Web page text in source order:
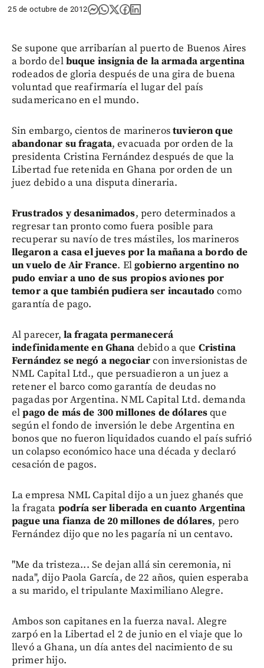
25 de octubre de 2012
Se supone que arribarían al puerto de Buenos Aires
a bordo delbuque insignia de la armada argentina
rodeados de gloria después de una gira de buena
voluntad que reafirmaría el lugar del país
sudamericano en el mundo.
Sin embargo, cientos de marinerostuvieron que
abandonar su fragata, evacuada por orden de la
presidenta Cristina Fernández después de que la
Libertad fue retenida en Ghana por orden de un
juez debido a una disputa dineraria.
Frustrados y desanimados, pero determinados a
regresar tan pronto como fuera posible para
recuperar su navío de tres mástiles, los marineros
llegaron a casa el jueves por la mañana a bordo de
un vuelo de Air France. Elgobierno argentino no
pudo enviar a uno de sus propios aviones por
temor a que también pudiera ser incautado como
garantía de pago.
Al parecer, la fragata permanecerá
indefinidamente en Ghana debido a que Cristina
Fernández se negó a negociarcon inversionistas de
NML Capital Ltd., que persuadieron a un juez a
retener el barco como garantía de deudas no
pagadas por Argentina. NML Capital Ltd. demanda
elpago de más de 300 millones de dólaresque
según el fondo de inversión le debe Argentina en
bonos que no fueron liquidados cuando el país sufrió
un colapso económico hace una década y declaró
cesación de pagos.
La empresa NML Capital dijo a un juez ghanés que
la fragata podría ser liberada en cuanto Argentina
pague una fianza de 20 millones de dólares, pero
Fernández dijo que no les pagaría ni un centavo.
"Me da tristeza... Se dejan allá sin ceremonia, ni
nada", dijo Paola García, de 22 años, quien esperaba
a su marido, el tripulante Maximiliano Alegre.
Ambos son capitanes en la fuerza naval. Alegre
zarpó en la Libertad el 2 de junio en el viaje que lo
llevó a Ghana, un día antes del nacimiento de su
primer hijo.